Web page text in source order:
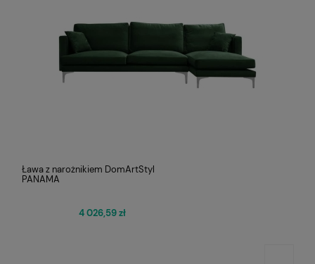
Ława z narożnikiem DomArtStyl
PANAMA
4 026,59 zł